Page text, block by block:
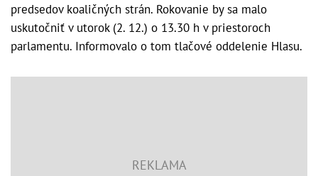
predsedov koaličných strán. Rokovanie by sa malo
uskutočniť v utorok (2. 12.) o 13.30 h v priestoroch
parlamentu. Informovalo o tom tlačové oddelenie Hlasu.